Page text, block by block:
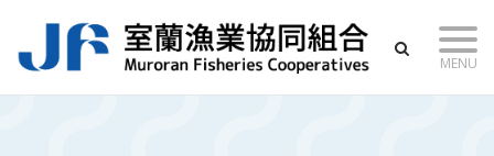
content
MENU